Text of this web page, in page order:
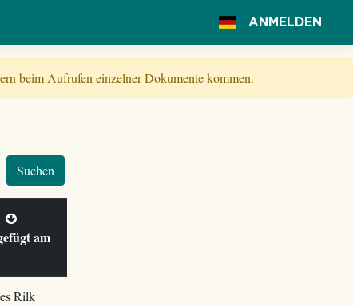
ANMELDEN
beim Aufrufen einzelner Dokumente kommen.
Suchen
am
Rilk